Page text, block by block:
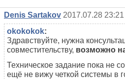
Denis Sartakov 2017.07.28 23:21
okokokok:
Здравствуйте, нужна
совместительству, возможно
Техническое задание пока не
ещё не вижу четкой системы в